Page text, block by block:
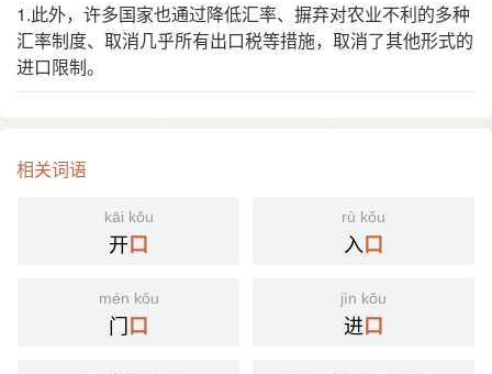
1.此外，许多国家也通过降低汇率、摒弃对农业不利的多种
汇率制度、取消几乎所有出口税等措施，取消了其他形式的
进口限制。
相关词语
kāi kǒu
开口
rù kǒu
入口
mén kǒu
门口
jìn kǒu
进口